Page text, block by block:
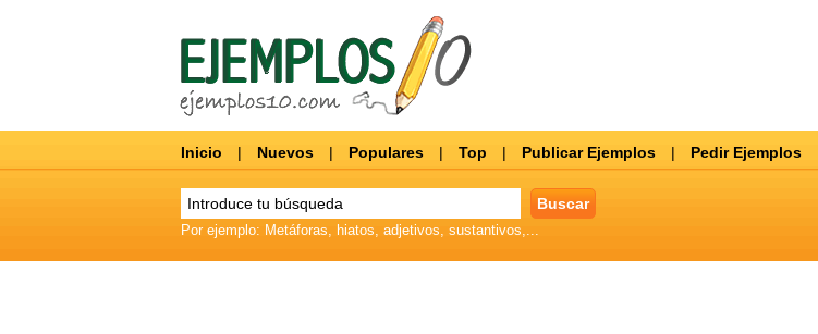
Inicio | Nuevos | Populares | Top | Publicar Ejemplos | Pedir Ejemplos
Por ejemplo: Metáforas, hiatos, adjetivos, sustantivos,...